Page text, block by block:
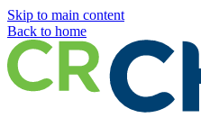
Skip to main content
Back to home